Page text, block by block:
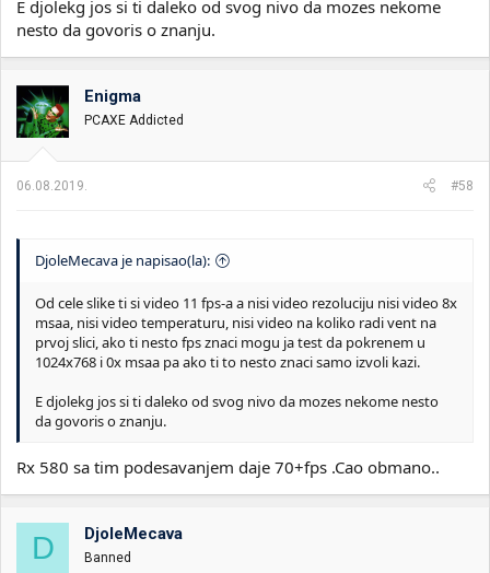
E djolekg jos si ti daleko od svog nivo da mozes nekome
nesto da govoris o znanju.
Enigma
PCAXE Addicted
06.08.2019. #58
DjoleMecava je napisao(la):
Od cele slike ti si video 11 fps-a a nisi video rezoluciju nisi video 8x
msaa, nisi video temperaturu, nisi video na koliko radi vent na
prvoj slici, ako ti nesto fps znaci mogu ja test da pokrenem u
1024x768 i 0x msaa pa ako ti to nesto znaci samo izvoli kazi.
E djolekg jos si ti daleko od svog nivo da mozes nekome nesto
da govoris o znanju.
Rx 580 sa tim podesavanjem daje 70+fps .Cao obmano..
D DjoleMecava
Banned